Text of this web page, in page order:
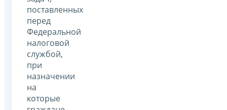
поставленных
перед
Федеральной
налоговой
службой,
при
назначении
на
которые